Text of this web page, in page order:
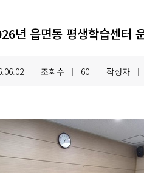
년 읍면동 평생학습센터
조회수 | 60 작성자 |